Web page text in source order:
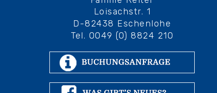
Loisachstr. 1
D-82438 Eschenlohe
Tel. 0049 (0) 8824 210